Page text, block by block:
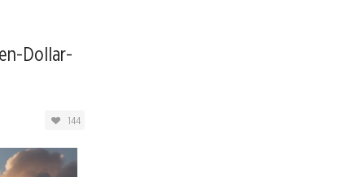
Dollar-
144